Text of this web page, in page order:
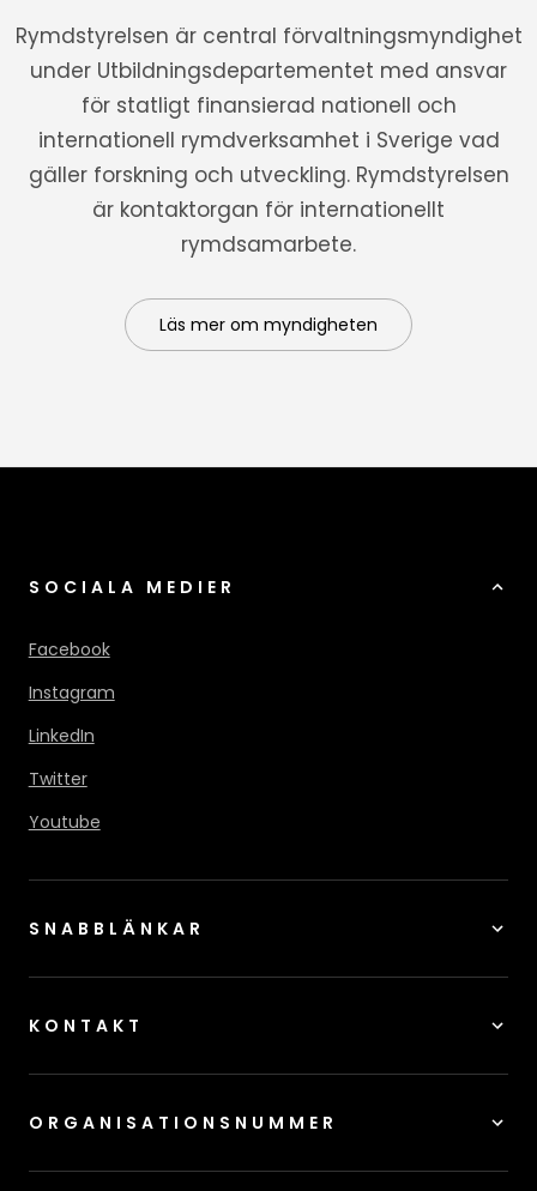
Rymdstyrelsen är central förvaltningsmyndighet
under Utbildningsdepartementet med ansvar
för statligt finansierad nationell och
internationell rymdverksamhet i Sverige vad
gäller forskning och utveckling. Rymdstyrelsen
är kontaktorgan för internationellt
rymdsamarbete.
Läs mer om myndigheten
SOCIALA MEDIER
Facebook
Instagram
LinkedIn
Twitter
Youtube
SNABBLÄNKAR
KONTAKT
ORGANISATIONSNUMMER